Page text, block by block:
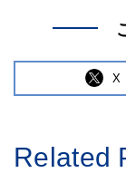
X
Related